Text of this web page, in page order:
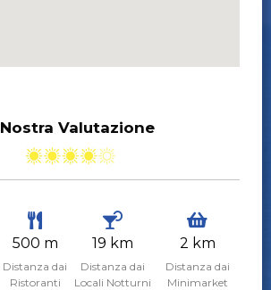
Nostra Valutazione
500 m
Distanza dai
Ristoranti
19 km
Distanza dai
Locali Notturni
2 km
Distanza dai
Minimarket